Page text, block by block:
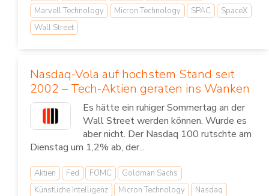
Marvell Technology
Micron Technology SPAC
SpaceX
Wall Street
Nasdaq-Vola auf höchstem Stand seit
2002 – Tech-Aktien geraten ins Wanken
Es hätte ein ruhiger Sommertag an der
Wall Street werden können. Wurde es
aber nicht. Der Nasdaq 100 rutschte am
Dienstag um 1,2% ab, der...
Aktien Fed FOMC
Goldman Sachs
Künstliche Intelligenz
Micron Technology
Nasdaq